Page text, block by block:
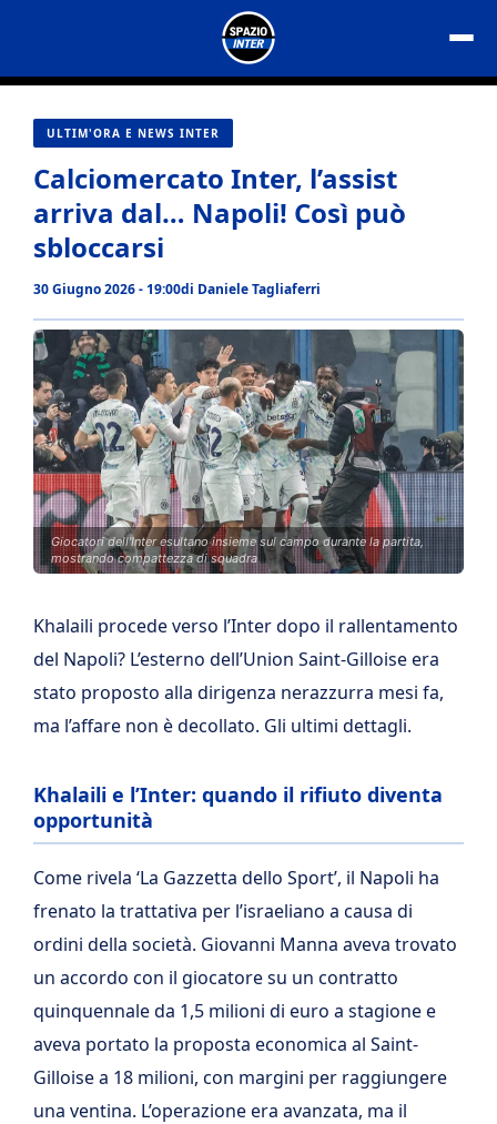
contenuto
ULTIM'ORA E NEWS INTER
Calciomercato Inter, l’assist
arriva dal… Napoli! Così può
sbloccarsi
30 Giugno 2026 - 19:00di Daniele Tagliaferri
Giocatori dell'Inter esultano insieme sul campo durante la partita,
mostrando compattezza di squadra
Khalaili procede verso l’Inter dopo il rallentamento
del Napoli? L’esterno dell’Union Saint-Gilloise era
stato proposto alla dirigenza nerazzurra mesi fa,
ma l’affare non è decollato. Gli ultimi dettagli.
Khalaili e l’Inter: quando il rifiuto diventa
opportunità
Come rivela ‘La Gazzetta dello Sport’, il Napoli ha
frenato la trattativa per l’israeliano a causa di
ordini della società. Giovanni Manna aveva trovato
un accordo con il giocatore su un contratto
quinquennale da 1,5 milioni di euro a stagione e
aveva portato la proposta economica al Saint-
Gilloise a 18 milioni, con margini per raggiungere
una ventina. L’operazione era avanzata, ma il